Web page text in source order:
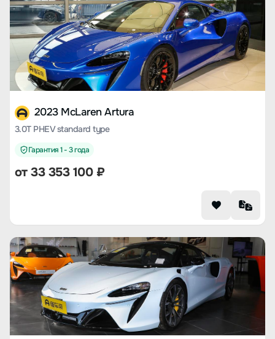
2023 McLaren Artura
3.0T PHEV standard type
Гарантия 1 - 3 года
от 33 353 100 ₽